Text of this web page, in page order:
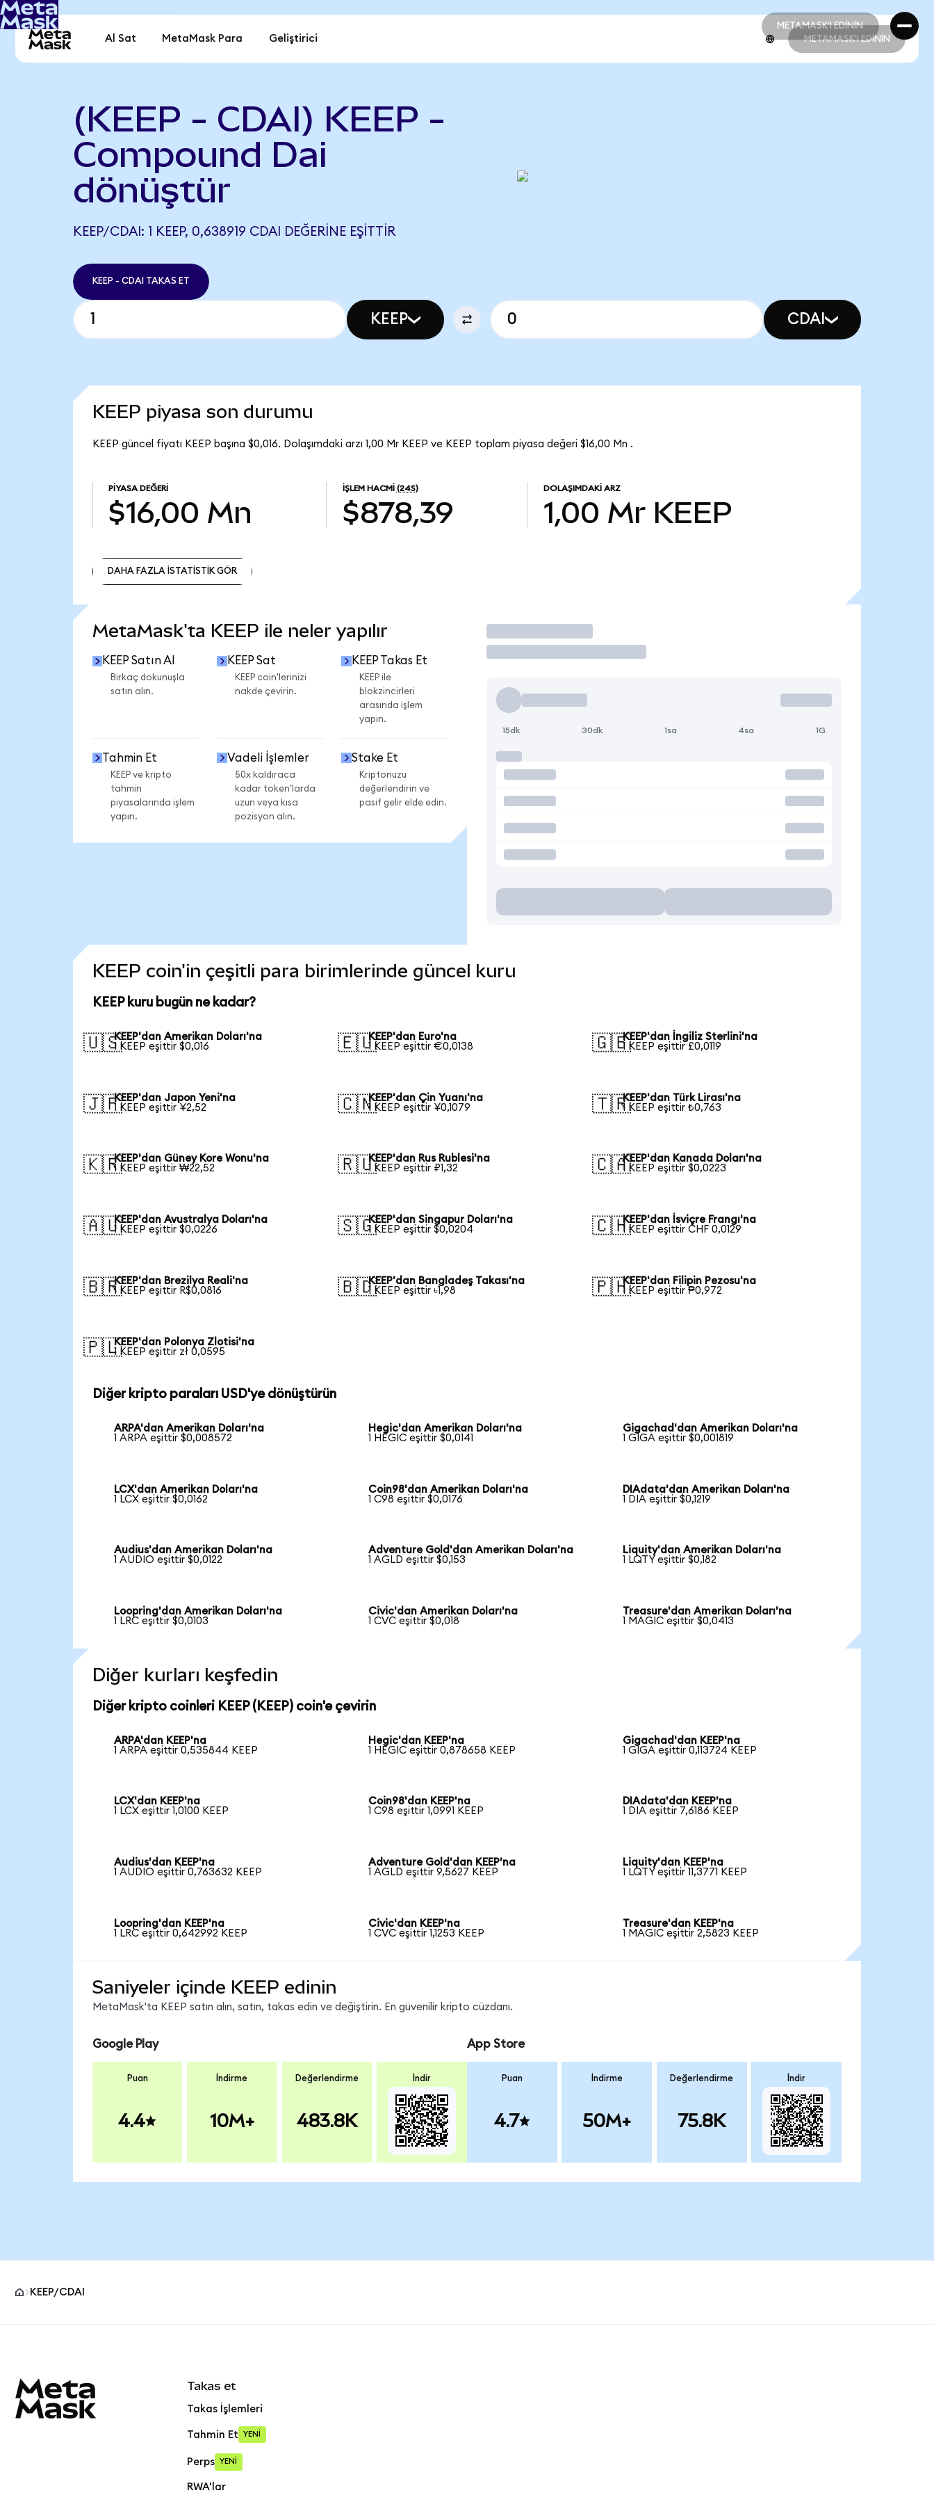
METAMASK'I EDİNİN
METAMASK'I EDİNİN
Al Sat MetaMask Para Geliştirici METAMASK'I EDİNİN
(KEEP - CDAI) KEEP -
Compound Dai
dönüştür
KEEP/CDAI: 1 KEEP, 0,638919 CDAI DEĞERINE EŞITTIR
KEEP - CDAI TAKAS ET
KEEP CDAI
KEEP piyasa son durumu
KEEP güncel fiyatı KEEP başına $0,016. Dolaşımdaki arzı 1,00 Mr KEEP ve KEEP toplam piyasa değeri $16,00 Mn .
PIYASA DEĞERI
$16,00 Mn
İŞLEM HACMI (24S)
$878,39
DOLAŞIMDAKI ARZ
1,00 Mr KEEP
DAHA FAZLA İSTATİSTİK GÖR
MetaMask'ta KEEP ile neler yapılır
KEEP Satın Al
Birkaç dokunuşla
satın alın.
KEEP Sat
KEEP coin'lerinizi
nakde çevirin.
KEEP Takas Et
KEEP ile
blokzincirleri
arasında işlem
yapın.
Tahmin Et
KEEP ve kripto
tahmin
piyasalarında işlem
yapın.
Vadeli İşlemler
50x kaldıraca
kadar token'larda
uzun veya kısa
pozisyon alın.
Stake Et
Kriptonuzu
değerlendirin ve
pasif gelir elde edin.
İşlem Yap
15dk 30dk 1sa 4sa 1G
KEEP coin'in çeşitli para birimlerinde güncel kuru
KEEP kuru bugün ne kadar?
🇺🇸KEEP'dan Amerikan Doları'na
1 KEEP eşittir $0,016
🇪🇺KEEP'dan Euro'na
1 KEEP eşittir €0,0138
🇬🇧KEEP'dan İngiliz Sterlini'na
1 KEEP eşittir £0,0119
🇯🇵KEEP'dan Japon Yeni'na
1 KEEP eşittir ¥2,52
🇨🇳KEEP'dan Çin Yuanı'na
1 KEEP eşittir ¥0,1079
🇹🇷KEEP'dan Türk Lirası'na
1 KEEP eşittir ₺0,763
🇰🇷KEEP'dan Güney Kore Wonu'na
1 KEEP eşittir ₩22,52
🇷🇺KEEP'dan Rus Rublesi'na
1 KEEP eşittir ₽1,32
🇨🇦KEEP'dan Kanada Doları'na
1 KEEP eşittir $0,0223
🇦🇺KEEP'dan Avustralya Doları'na
1 KEEP eşittir $0,0226
🇸🇬KEEP'dan Singapur Doları'na
1 KEEP eşittir $0,0204
🇨🇭KEEP'dan İsviçre Frangı'na
1 KEEP eşittir CHF 0,0129
🇧🇷KEEP'dan Brezilya Reali'na
1 KEEP eşittir R$0,0816
🇧🇩KEEP'dan Bangladeş Takası'na
1 KEEP eşittir ৳1,98
🇵🇭KEEP'dan Filipin Pezosu'na
1 KEEP eşittir ₱0,972
🇵🇱KEEP'dan Polonya Zlotisi'na
1 KEEP eşittir zł 0,0595
Diğer kripto paraları USD'ye dönüştürün
ARPA'dan Amerikan Doları'na
1 ARPA eşittir $0,008572
Hegic'dan Amerikan Doları'na
1 HEGIC eşittir $0,0141
Gigachad'dan Amerikan Doları'na
1 GIGA eşittir $0,001819
LCX'dan Amerikan Doları'na
1 LCX eşittir $0,0162
Coin98'dan Amerikan Doları'na
1 C98 eşittir $0,0176
DIAdata'dan Amerikan Doları'na
1 DIA eşittir $0,1219
Audius'dan Amerikan Doları'na
1 AUDIO eşittir $0,0122
Adventure Gold'dan Amerikan Doları'na
1 AGLD eşittir $0,153
Liquity'dan Amerikan Doları'na
1 LQTY eşittir $0,182
Loopring'dan Amerikan Doları'na
1 LRC eşittir $0,0103
Civic'dan Amerikan Doları'na
1 CVC eşittir $0,018
Treasure'dan Amerikan Doları'na
1 MAGIC eşittir $0,0413
Diğer kurları keşfedin
Diğer kripto coinleri KEEP (KEEP) coin'e çevirin
ARPA'dan KEEP'na
1 ARPA eşittir 0,535844 KEEP
Hegic'dan KEEP'na
1 HEGIC eşittir 0,878658 KEEP
Gigachad'dan KEEP'na
1 GIGA eşittir 0,113724 KEEP
LCX'dan KEEP'na
1 LCX eşittir 1,0100 KEEP
Coin98'dan KEEP'na
1 C98 eşittir 1,0991 KEEP
DIAdata'dan KEEP'na
1 DIA eşittir 7,6186 KEEP
Audius'dan KEEP'na
1 AUDIO eşittir 0,763632 KEEP
Adventure Gold'dan KEEP'na
1 AGLD eşittir 9,5627 KEEP
Liquity'dan KEEP'na
1 LQTY eşittir 11,3771 KEEP
Loopring'dan KEEP'na
1 LRC eşittir 0,642992 KEEP
Civic'dan KEEP'na
1 CVC eşittir 1,1253 KEEP
Treasure'dan KEEP'na
1 MAGIC eşittir 2,5823 KEEP
Saniyeler içinde KEEP edinin
MetaMask'ta KEEP satın alın, satın, takas edin ve değiştirin. En güvenilir kripto cüzdanı.
Google Play
Puan
4.4
İndirme
10M+
Değerlendirme
483.8K
İndir
App Store
Puan
4.7
İndirme
50M+
Değerlendirme
75.8K
İndir
KEEP/CDAI
Takas et
Takas İşlemleri
Tahmin Et YENİ
Perps YENİ
RWA'lar